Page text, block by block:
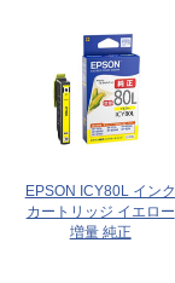
EPSON ICY80L インク
カートリッジ イエロー
増量 純正